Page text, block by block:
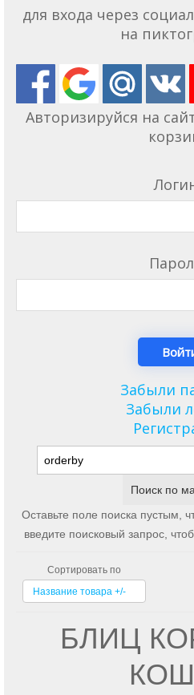
для входа через
на
Авторизируйся на
Забыли
Забыли
Оставьте поле поиска пустым,
введите поисковый запрос,
Сортировать по
Название товара +/-
БЛИЦ